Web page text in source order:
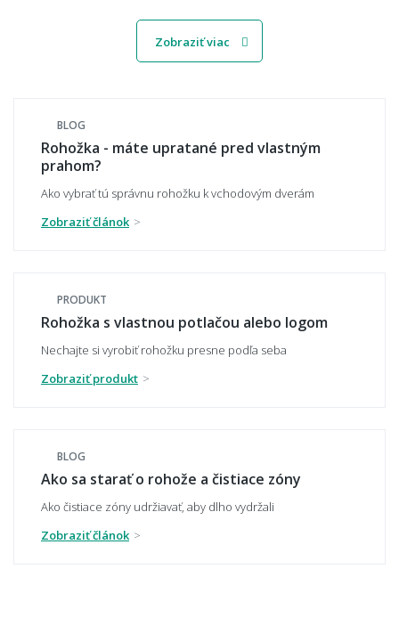
🧵 Materiál a odolnosť
Čo je kokosová rohož a na čo sa hodí?
Vydrží vonkajšia rohož mráz, dážď a sneh?
🧼 Čistenie a údržba
Zobraziť viac
BLOG
Rohožka - máte upratané pred vlastným
prahom?
Ako vybrať tú správnu rohožku k vchodovým dverám
Zobraziť článok
PRODUKT
Rohožka s vlastnou potlačou alebo logom
Nechajte si vyrobiť rohožku presne podľa seba
Zobraziť produkt
BLOG
Ako sa starať o rohože a čistiace zóny
Ako čistiace zóny udržiavať, aby dlho vydržali
Zobraziť článok